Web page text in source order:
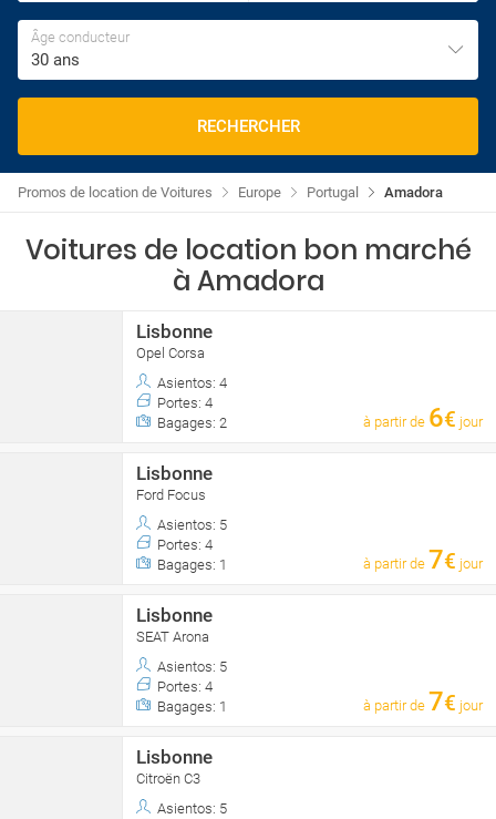
Âge conducteur
30 ans
RECHERCHER
Amadora
Portugal
Europe
Promos de location de Voitures
Voitures de location bon marché
à Amadora
Lisbonne
Opel Corsa
Asientos: 4
Portes: 4
Bagages: 2
à partir de 6€ jour
Lisbonne
Ford Focus
Asientos: 5
Portes: 4
Bagages: 1
à partir de 7€ jour
Lisbonne
SEAT Arona
Asientos: 5
Portes: 4
Bagages: 1
à partir de 7€ jour
Lisbonne
Citroën C3
Asientos: 5